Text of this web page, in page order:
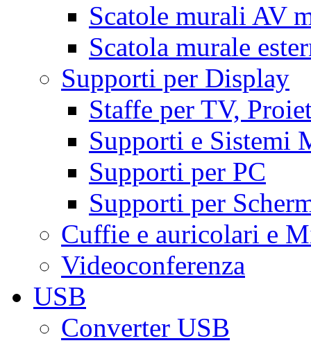
Scatole murali AV
Scatola murale
Supporti per Display
Staffe per TV,
Supporti e Sistemi
Supporti per PC
Supporti per
Cuffie e auricolari e
Videoconferenza
USB
Converter USB